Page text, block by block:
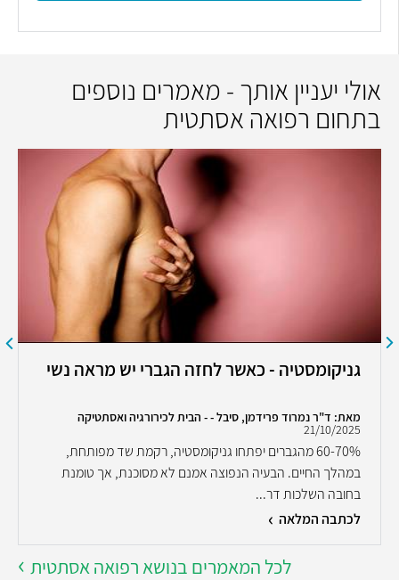
אולי יעניין אותך - מאמרים נוספים
בתחום רפואה אסתטית
גניקומסטיה - כאשר לחזה הגברי יש מראה נשי
מאת: ד"ר נמרוד פרידמן, סיבל - - הבית לכירורגיה ואסתטיקה
21/10/2025
60-70% מהגברים יפתחו גניקומסטיה, רקמת שד מפותחת,
במהלך החיים. הבעיה הנפוצה אמנם לא מסוכנת, אך טומנת
בחובה השלכות דר...
לכתבה המלאה
לכל המאמרים בנושא רפואה אסתטית